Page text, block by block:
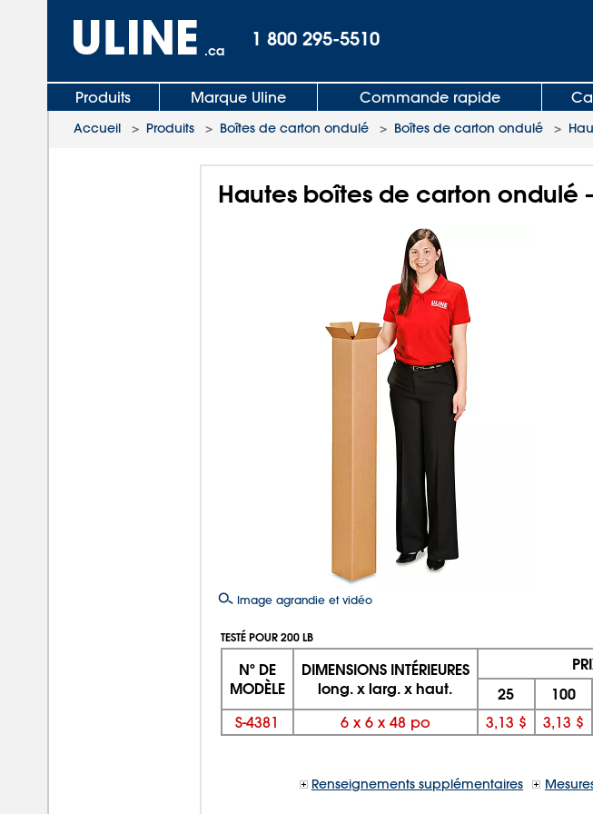
.ca
1 800 295-5510
Produits Marque Uline Commande rapide
Accueil > Produits > Boîtes de carton ondulé > Boîtes de carton ondulé >
Hautes boîtes de carton ondulé
Image agrandie et vidéo
TESTÉ POUR 200 LB
Nº DE
MODÈLE
DIMENSIONS INTÉRIEURES
long. x larg. x haut.
25 100
S-4381 6x 6x 48 po 3,13 $ 3,13 $
Renseignements supplémentaires